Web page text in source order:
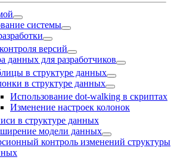
системы
версий
данных для разработчиков
в структуре данных
в структуре данных
Использование dot-walking в скриптах
Изменение настроек колонок
в структуре данных
модели данных
контроль изменений структуры